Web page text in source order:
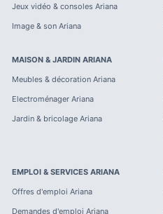
Jeux vidéo & consoles Ariana
Image & son Ariana
MAISON & JARDIN ARIANA
Meubles & décoration Ariana
Electroménager Ariana
Jardin & bricolage Ariana
EMPLOI & SERVICES ARIANA
Offres d'emploi Ariana
Demandes d'emploi Ariana